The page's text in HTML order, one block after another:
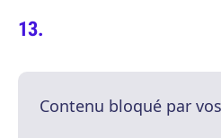
Contenu bloqué par